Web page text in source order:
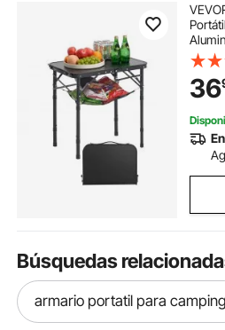
para
Negro
36
Búsquedas
armario portatil para camping